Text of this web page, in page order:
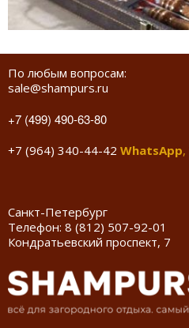
По любым вопросам:
sale@shampurs.ru
+7 (499) 490-63-80
+7 (964) 340-44-42 WhatsApp,
Санкт-Петербург
Телефон: 8 (812) 507-92-01
Кондратьевский проспект, 7